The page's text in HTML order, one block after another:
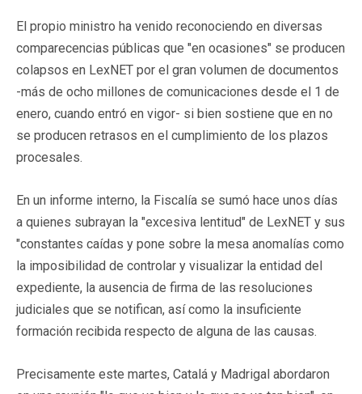
El propio ministro ha venido reconociendo en diversas
comparecencias públicas que "en ocasiones" se producen
colapsos en LexNET por el gran volumen de documentos
-más de ocho millones de comunicaciones desde el 1 de
enero, cuando entró en vigor- si bien sostiene que en no
se producen retrasos en el cumplimiento de los plazos
procesales.
En un informe interno, la Fiscalía se sumó hace unos días
a quienes subrayan la "excesiva lentitud" de LexNET y sus
"constantes caídas y pone sobre la mesa anomalías como
la imposibilidad de controlar y visualizar la entidad del
expediente, la ausencia de firma de las resoluciones
judiciales que se notifican, así como la insuficiente
formación recibida respecto de alguna de las causas.
Precisamente este martes, Catalá y Madrigal abordaron